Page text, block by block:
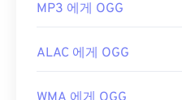
MP3 에게 OGG
ALAC 에게 OGG